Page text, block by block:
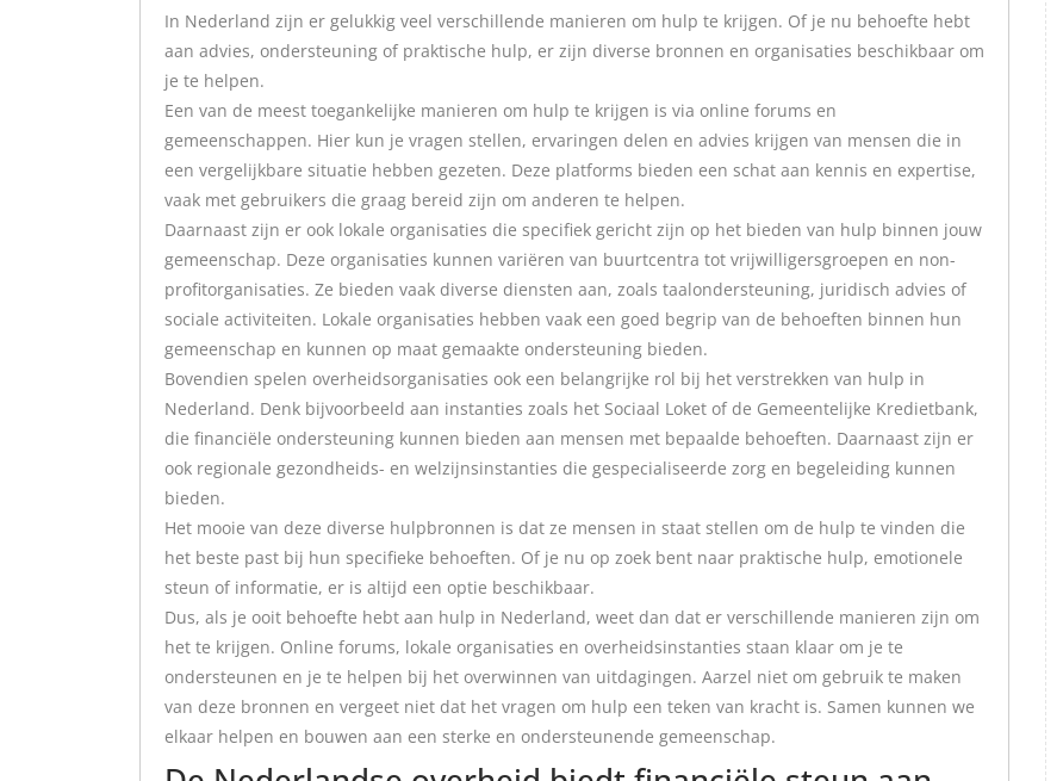
In Nederland zijn er gelukkig veel verschillende manieren om hulp te krijgen. Of je nu behoefte hebt
aan advies, ondersteuning of praktische hulp, er zijn diverse bronnen en organisaties beschikbaar om
je te helpen.
Een van de meest toegankelijke manieren om hulp te krijgen is via online forums en
gemeenschappen. Hier kun je vragen stellen, ervaringen delen en advies krijgen van mensen die in
een vergelijkbare situatie hebben gezeten. Deze platforms bieden een schat aan kennis en expertise,
vaak met gebruikers die graag bereid zijn om anderen te helpen.
Daarnaast zijn er ook lokale organisaties die specifiek gericht zijn op het bieden van hulp binnen jouw
gemeenschap. Deze organisaties kunnen variëren van buurtcentra tot vrijwilligersgroepen en non-
profitorganisaties. Ze bieden vaak diverse diensten aan, zoals taalondersteuning, juridisch advies of
sociale activiteiten. Lokale organisaties hebben vaak een goed begrip van de behoeften binnen hun
gemeenschap en kunnen op maat gemaakte ondersteuning bieden.
Bovendien spelen overheidsorganisaties ook een belangrijke rol bij het verstrekken van hulp in
Nederland. Denk bijvoorbeeld aan instanties zoals het Sociaal Loket of de Gemeentelijke Kredietbank,
die financiële ondersteuning kunnen bieden aan mensen met bepaalde behoeften. Daarnaast zijn er
ook regionale gezondheids- en welzijnsinstanties die gespecialiseerde zorg en begeleiding kunnen
bieden.
Het mooie van deze diverse hulpbronnen is dat ze mensen in staat stellen om de hulp te vinden die
het beste past bij hun specifieke behoeften. Of je nu op zoek bent naar praktische hulp, emotionele
steun of informatie, er is altijd een optie beschikbaar.
Dus, als je ooit behoefte hebt aan hulp in Nederland, weet dan dat er verschillende manieren zijn om
het te krijgen. Online forums, lokale organisaties en overheidsinstanties staan klaar om je te
ondersteunen en je te helpen bij het overwinnen van uitdagingen. Aarzel niet om gebruik te maken
van deze bronnen en vergeet niet dat het vragen om hulp een teken van kracht is. Samen kunnen we
elkaar helpen en bouwen aan een sterke en ondersteunende gemeenschap.